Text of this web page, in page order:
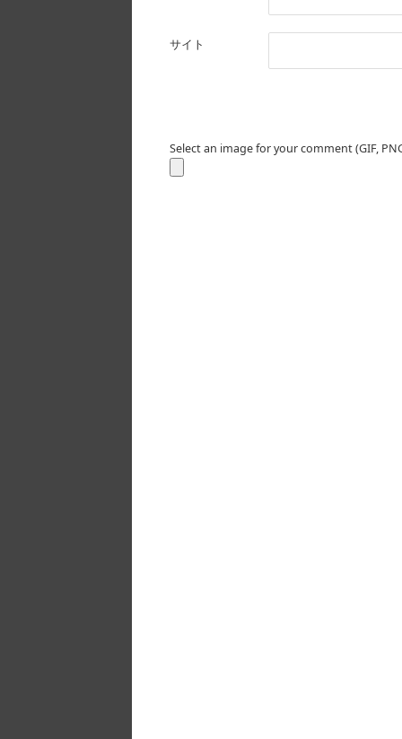
サイト
Select an image for your comment (GIF, PNG,